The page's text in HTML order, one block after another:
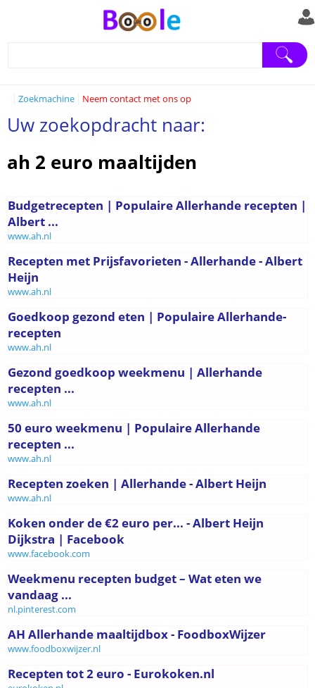
Zoekmachine Neem contact met ons op
Uw zoekopdracht naar:
ah 2 euro maaltijden
Budgetrecepten | Populaire Allerhande recepten |
Albert ...
www.ah.nl
Recepten met Prijsfavorieten - Allerhande - Albert
Heijn
www.ah.nl
Goedkoop gezond eten | Populaire Allerhande-
recepten
www.ah.nl
Gezond goedkoop weekmenu | Allerhande
recepten ...
www.ah.nl
50 euro weekmenu | Populaire Allerhande
recepten ...
www.ah.nl
Recepten zoeken | Allerhande - Albert Heijn
www.ah.nl
Koken onder de €2 euro per... - Albert Heijn
Dijkstra | Facebook
www.facebook.com
Weekmenu recepten budget – Wat eten we
vandaag ...
nl.pinterest.com
AH Allerhande maaltijdbox - FoodboxWijzer
www.foodboxwijzer.nl
Recepten tot 2 euro - Eurokoken.nl